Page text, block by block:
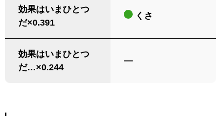
効果はいまひとつ
だ×0.391
くさ
効果はいまひとつ
だ…×0.244
―